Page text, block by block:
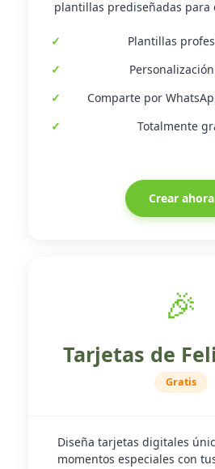
plantillas prediseñadas para
Plantillas
Comparte por
Totalmente
Crear ahora
🎉
Tarjetas de
Gratis
Diseña tarjetas digitales
momentos especiales con